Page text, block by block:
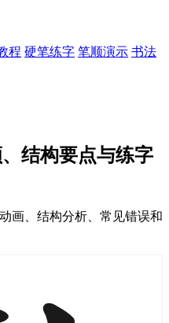
程 硬笔练字 笔顺演示 书法
结构要点与练字
画、结构分析、常见错误和